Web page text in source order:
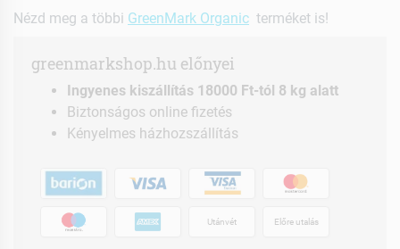
Nézd meg a többi GreenMark Organic terméket is!
greenmarkshop.hu előnyei
Ingyenes kiszállítás 18000 Ft-tól 8 kg alatt
Biztonságos online fizetés
Kényelmes házhozszállítás
Utánvét Előre utalás